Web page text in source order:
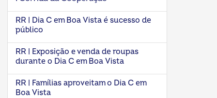
RR | Dia C em Boa Vista é sucesso de
público
RR | Exposição e venda de roupas
durante o Dia C em Boa Vista
RR | Famílias aproveitam o Dia C em
Boa Vista